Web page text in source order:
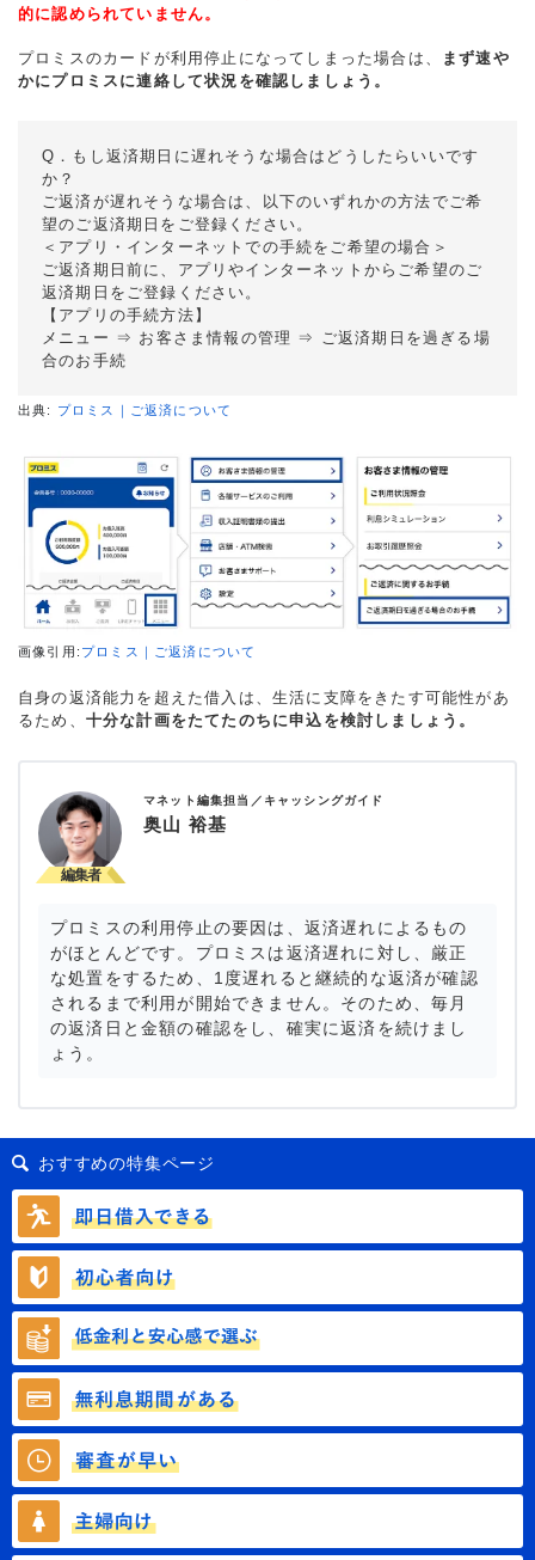
的に認められていません。
プロミスのカードが利用停止になってしまった場合は、
まず速や
かにプロミスに連絡して状況を確認しましょう。
Q．もし返済期日に遅れそうな場合はどうしたらいいです
か？
ご返済が遅れそうな場合は、以下のいずれかの方法でご希
望のご返済期日をご登録ください。
＜アプリ・インターネットでの手続をご希望の場合＞
ご返済期日前に、アプリやインターネットからご希望のご
返済期日をご登録ください。
【アプリの手続方法】
メニュー ⇒ お客さま情報の管理 ⇒ ご返済期日を過ぎる場
合のお手続
出典: プロミス｜ご返済について
画像引用: プロミス｜ご返済について
自身の返済能力を超えた借入は、生活に支障をきたす可能性があ
るため、 十分な計画をたてたのちに申込を検討しましょう。
マネット編集担当／キャッシングガイド
奥山 裕基
プロミスの利用停止の要因は、返済遅れによるもの
がほとんどです。プロミスは返済遅れに対し、厳正
な処置をするため、1度遅れると継続的な返済が確認
されるまで利用が開始できません。そのため、毎月
の返済日と金額の確認をし、確実に返済を続けまし
ょう。
おすすめの特集ページ